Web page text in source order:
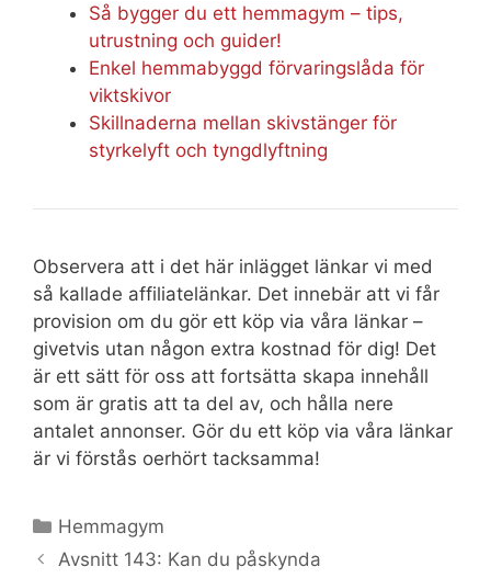
Så bygger du ett hemmagym – tips,
utrustning och guider!
Enkel hemmabyggd förvaringslåda för
viktskivor
Skillnaderna mellan skivstänger för
styrkelyft och tyngdlyftning
Observera att i det här inlägget länkar vi med
så kallade affiliatelänkar. Det innebär att vi får
provision om du gör ett köp via våra länkar –
givetvis utan någon extra kostnad för dig! Det
är ett sätt för oss att fortsätta skapa innehåll
som är gratis att ta del av, och hålla nere
antalet annonser. Gör du ett köp via våra länkar
är vi förstås oerhört tacksamma!
Kategorier
Hemmagym
Avsnitt 143: Kan du påskynda